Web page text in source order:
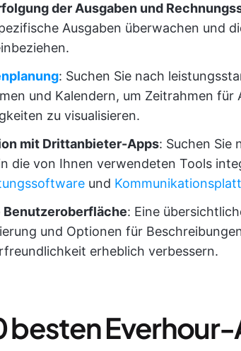
der Ausgaben und
Ausgaben überwachen und
: Suchen Sie nach
und Kalendern, um Zeitrahmen für
zu visualisieren.
mit Drittanbieter-Apps: Suchen Sie
die von Ihnen verwendeten Tools
und
: Eine
und Optionen für
erheblich verbessern.
besten